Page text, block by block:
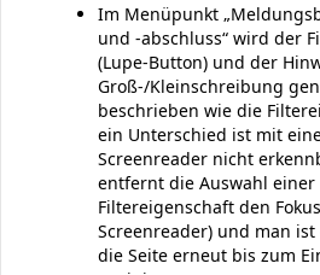
Im Menüpunkt
und -abschluss“ wird der
(Lupe-Button) und der
Groß-/Kleinschreibung
beschrieben wie die
ein Unterschied ist mit
Screenreader nicht
entfernt die Auswahl einer
Filtereigenschaft den
Screenreader) und man
die Seite erneut bis zum